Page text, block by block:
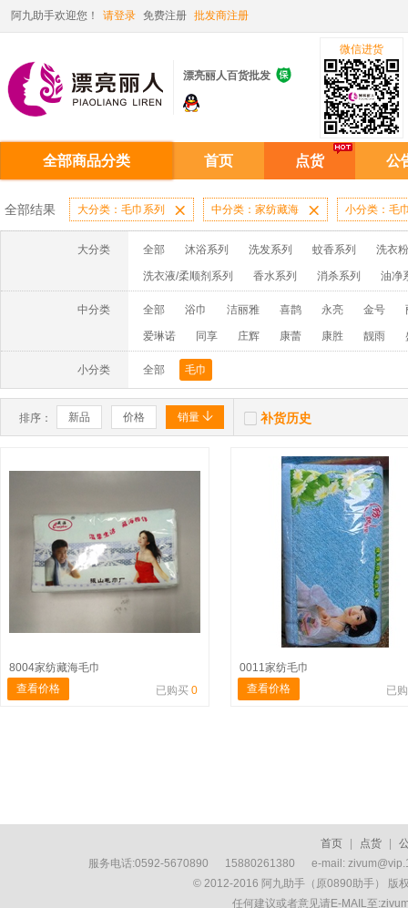
阿九助手欢迎您！ 请登录 免费注册 批发商注册
漂亮丽人百货批发 
微信进货
全部商品分类 首页 点货 公
全部结果 大分类：毛巾系列  中分类：家纺藏海  小分类：毛
大分类 全部 沐浴系列 洗发系列 蚊香系列 洗衣
洗衣液/柔顺剂系列 香水系列 消杀系列 油净
啫喱膏/水系列 厨房油污系列 玻璃/地板/清洁系
牙膏系列 牙刷系列 固发定型系列 染发系列
洗洁精系列 保健品系列 雨伞系列家用帆布洗洁
中分类 全部 浴巾 洁丽雅 喜鹊 永亮 金号
爱琳诺 同享 庄辉 康蕾 康胜 靓雨
牧绵人 星雨竹
小分类 全部 毛巾
排序： 新品 价格 销量   补货历史
8004家纺藏海毛巾
查看价格
已购买 0
0011家纺毛巾
查看价格
已
首页 点货
服务电话:0592-5670890 15880261380 e-mail:
© 2012-2016 阿九助手（原0890助手） 版
任何建议或者意见请E-MAIL至